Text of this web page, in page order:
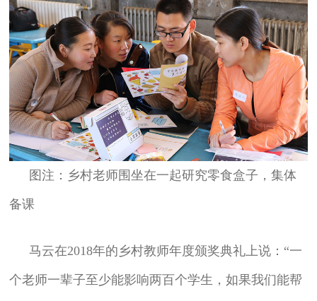
图注：乡村老师围坐在一起研究零食盒子，集体
备课
马云在2018年的乡村教师年度颁奖典礼上说：“一
个老师一辈子至少能影响两百个学生，如果我们能帮